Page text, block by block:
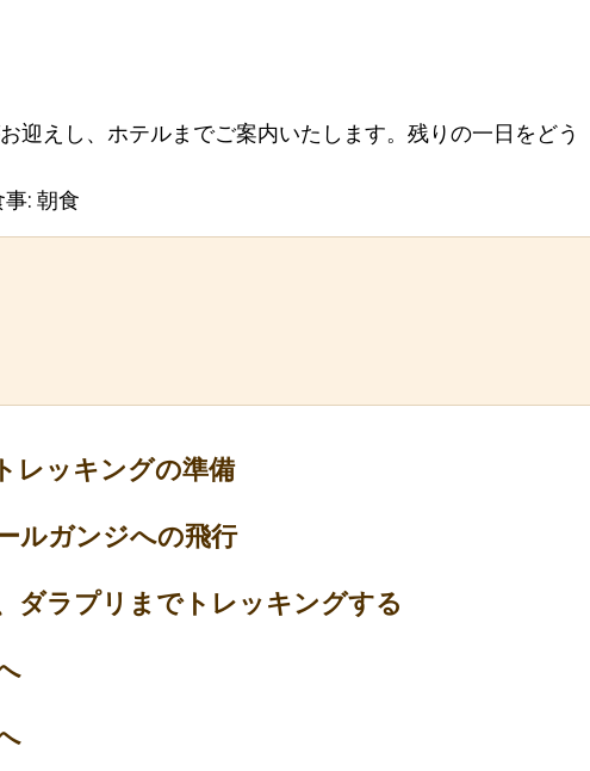
迎えし、ホテルまでご案内いたします。残りの一日をどう
: 朝食
レッキングの準備
ルガンジへの飛行
ダラプリまでトレッキングする